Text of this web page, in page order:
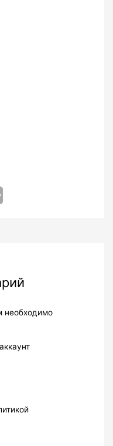
необходимо